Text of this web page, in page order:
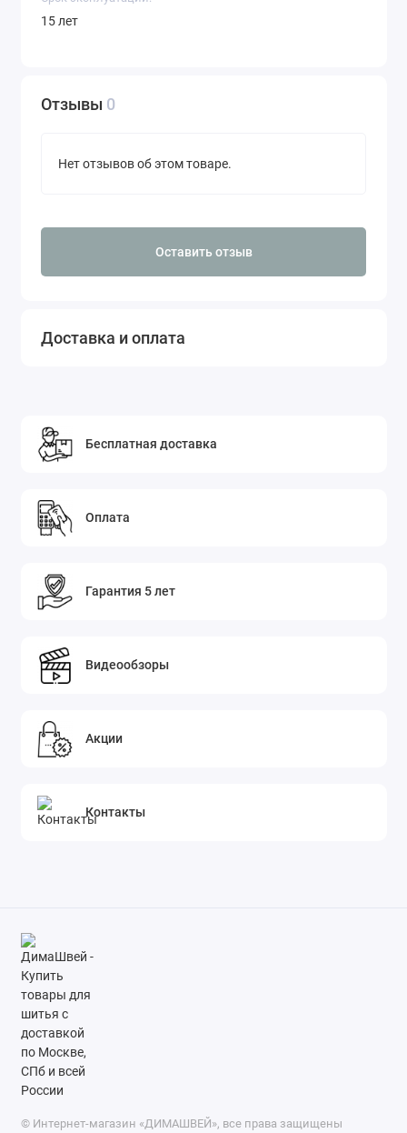
15 лет
Отзывы 0
Нет отзывов об этом товаре.
Оставить отзыв
Доставка и оплата
Бесплатная доставка
Оплата
Гарантия 5 лет
Видеообзоры
Акции
Контакты
© Интернет-магазин «ДИМАШВЕЙ», все права защищены